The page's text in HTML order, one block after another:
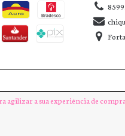
agilizar a sua experiência de